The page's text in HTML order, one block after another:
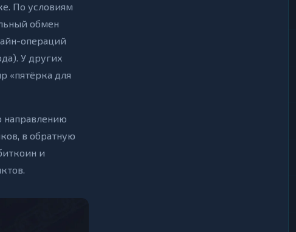
По условиям
обмен
операций
У других
«пятёрка для
направлению
в обратную
и